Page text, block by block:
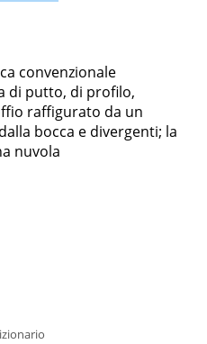
convenzionale
di putto, di profilo,
raffigurato da un
bocca e divergenti; la
nuvola